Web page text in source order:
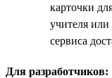
карточки
учителя
сервиса
Для разработчиков: